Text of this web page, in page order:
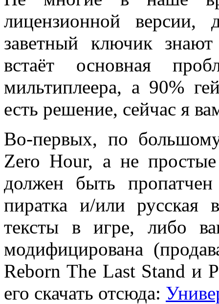
лицензионной
заветный ключик
встаёт основная
мильтиплеера, а 90%
есть решение, сейчас я
Во-первых, по
Zero Hour, а не
должен быть
пиратка и/или русская
тексты в игре, либо
модифицирована
Reborn The Last Stand и
его скачать отсюда: